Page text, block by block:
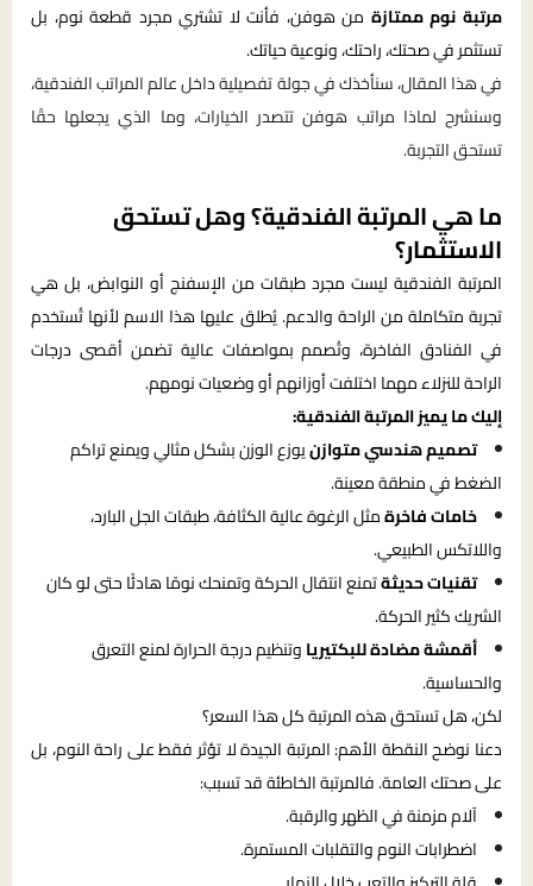
مرتبة نوم ممتازة من هوفن، فأنت لا تشتري مجرد قطعة نوم، بل
تستثمر في صحتك، راحتك، ونوعية حياتك.
في هذا المقال، سنأخذك في جولة تفصيلية داخل عالم المراتب الفندقية،
وسنشرح لماذا مراتب هوفن تتصدر الخيارات، وما الذي يجعلها حقًا
تستحق التجربة.
ما هي المرتبة الفندقية؟ وهل تستحق
الاستثمار؟
المرتبة الفندقية ليست مجرد طبقات من الإسفنج أو النوابض، بل هي
تجربة متكاملة من الراحة والدعم. يُطلق عليها هذا الاسم لأنها تُستخدم
في الفنادق الفاخرة، وتُصمم بمواصفات عالية تضمن أقصى درجات
الراحة للنزلاء مهما اختلفت أوزانهم أو وضعيات نومهم.
إليك ما يميز المرتبة الفندقية:
تصميم هندسي متوازنيوزع الوزن بشكل مثالي ويمنع تراكم
الضغط في منطقة معينة.
خامات فاخرةمثل الرغوة عالية الكثافة، طبقات الجل البارد،
واللاتكس الطبيعي.
تقنيات حديثةتمنع انتقال الحركة وتمنحك نومًا هادئًا حتى لو كان
الشريك كثير الحركة.
أقمشة مضادة للبكتيرياوتنظيم درجة الحرارة لمنع التعرق
والحساسية.
لكن، هل تستحق هذه المرتبة كل هذا السعر؟
دعنا نوضح النقطة الأهم: المرتبة الجيدة لا تؤثر فقط على راحة النوم، بل
على صحتك العامة. فالمرتبة الخاطئة قد تسبب:
آلام مزمنة في الظهر والرقبة.
اضطرابات النوم والتقلبات المستمرة.